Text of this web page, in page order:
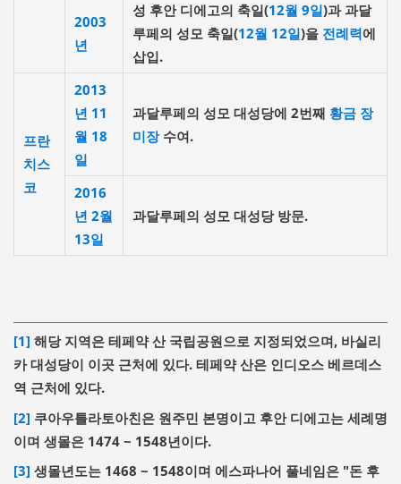
2003
년
성 후안 디에고의 축일(12월 9일)과 과달
루페의 성모 축일(12월 12일)을 전례력에
삽입.
프란
치스
코
2013
년 11
월 18
일
과달루페의 성모 대성당에 2번째 황금 장
미장수여.
2016
년 2월
13일
과달루페의 성모 대성당 방문.
[1] 해당 지역은 테페약 산 국립공원으로 지정되었으며, 바실리
카 대성당이 이곳 근처에 있다. 테페약 산은 인디오스 베르데스
역 근처에 있다.
[2] 쿠아우틀라토아친은 원주민 본명이고 후안 디에고는 세례명
이며 생몰은 1474 ~ 1548년이다.
[3] 생몰년도는 1468 ~ 1548이며 에스파나어 풀네임은 "돈 후